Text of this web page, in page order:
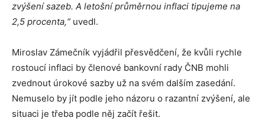
zvýšení sazeb. A letošní průměrnou inflaci tipujeme na
2,5 procenta,“uvedl.
Miroslav Zámečník vyjádřil přesvědčení, že kvůli rychle
rostoucí inflaci by členové bankovní rady ČNB mohli
zvednout úrokové sazby už na svém dalším zasedání.
Nemuselo by jít podle jeho názoru o razantní zvýšení, ale
situaci je třeba podle něj začít řešit.